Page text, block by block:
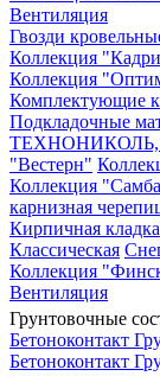
Вентиляция
Гвозди
Коллекция
Коллекция
Комплектующие к
Подкладочные
ТЕХНОНИКОЛЬ,
"Вестерн"
Коллекция
карнизная
Кирпичная кладка
Классическая
Коллекция
Вентиляция
Грунтовочные
Бетоноконтакт
Бетоноконтакт